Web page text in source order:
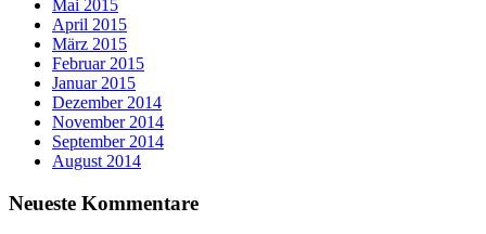
Mai 2015
April 2015
März 2015
Februar 2015
Januar 2015
Dezember 2014
November 2014
September 2014
August 2014
Neueste Kommentare